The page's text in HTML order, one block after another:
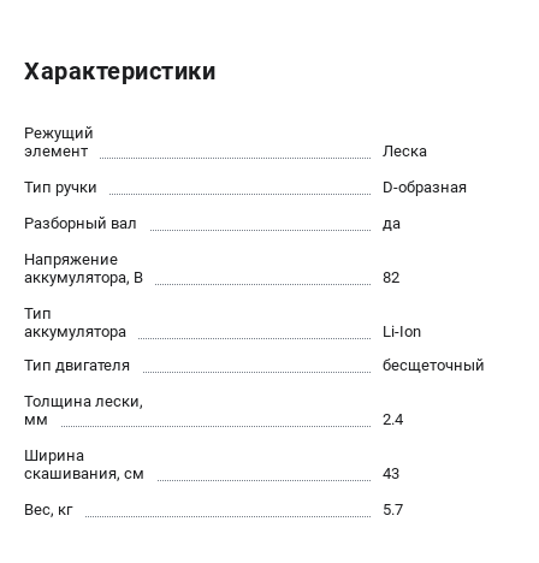
Новости
Контакты
Способы оплаты
Бонусная программа
Как нас найти
Пользовательское соглашение
Аэраторы
Воздуходувки
Газонокосилки
Культиваторы
Кусторезы
Характеристики
Режущий
элемент
Леска
Тип ручки
D-образная
Разборный вал
да
Напряжение
аккумулятора, В
82
Тип
аккумулятора
Li-Ion
Тип двигателя
бесщеточный
Толщина лески,
мм
2.4
Ширина
скашивания, см
43
Вес, кг
5.7